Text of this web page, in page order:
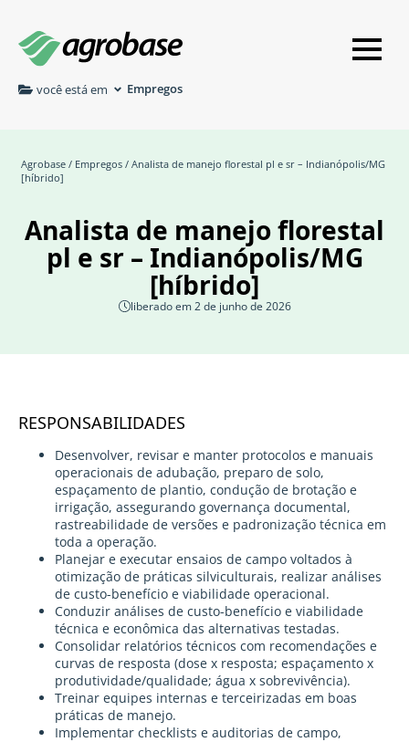
você está em Empregos
Agrobase / Empregos / Analista de manejo florestal pl e sr – Indianópolis/MG
[híbrido]
Analista de manejo florestal
pl e sr – Indianópolis/MG
[híbrido]
liberado em 2 de junho de 2026
RESPONSABILIDADES
Desenvolver, revisar e manter protocolos e manuais
operacionais de adubação, preparo de solo,
espaçamento de plantio, condução de brotação e
irrigação, assegurando governança documental,
rastreabilidade de versões e padronização técnica em
toda a operação.
Planejar e executar ensaios de campo voltados à
otimização de práticas silviculturais, realizar análises
de custo-benefício e viabilidade operacional.
Conduzir análises de custo-benefício e viabilidade
técnica e econômica das alternativas testadas.
Consolidar relatórios técnicos com recomendações e
curvas de resposta (dose x resposta; espaçamento x
produtividade/qualidade; água x sobrevivência).
Treinar equipes internas e terceirizadas em boas
práticas de manejo.
Implementar checklists e auditorias de campo,